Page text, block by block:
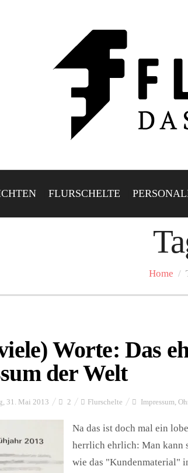
FLURSCHELTE
Home /
Worte: Das
der Welt
31. Mai 2013 2 Flurschelte Impressum,
Na das ist doch mal ein
herrlich ehrlich: Man kann
wie das "Kundenmaterial"